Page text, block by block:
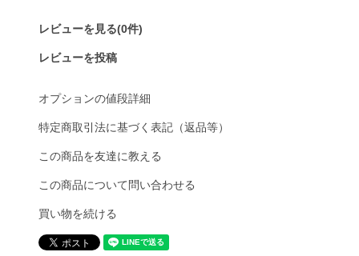
レビューを見る(0件)
レビューを投稿
オプションの値段詳細
特定商取引法に基づく表記（返品等）
この商品を友達に教える
この商品について問い合わせる
買い物を続ける